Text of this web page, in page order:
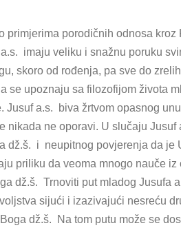
primjerima porodičnih odnosa
imaju veliku i snažnu poruku
skoro od rođenja, pa sve do
se upoznaju sa filozofijom života
a.s. biva žrtvom opasnog
nikada ne oporavi. U slučaju
dž.š. i neupitnog povjerenja da
priliku da veoma mnogo nauče
dž.š. Trnoviti put mladog Jusufa
sijući i izazivajući nesreću
dž.š. Na tom putu može se